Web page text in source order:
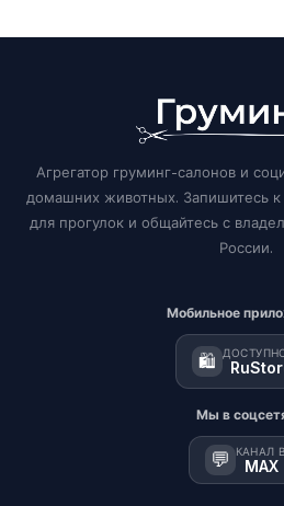
Агрегатор груминг-салонов и
домашних животных. Запишитесь к
для прогулок и общайтесь с
России.
Мобильное
🛍️
Мы в
💬 КАНАЛ В
MAX